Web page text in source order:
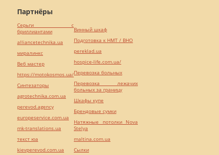
Партнёры
Серьги с
бриллиантами
alliancetechnika.ua
миралинкс
Веб мастер
https://motokosmos.ua/
Синтезаторы
agrotechnika.com.ua
perevod.agency
europeservice.com.ua
mk-translations.ua
текст юа
kievperevod.com.ua
Винный шкаф
Подготовка к НМТ / ВНО
pereklad.ua
hospice-life.com.ua/
Перевозка больных
Перевозка лежачих
больных за границу
Шкафы купе
Брендовые сумки
Натяжные потолки Nova
Stelya
maltina.com.ua
Cылки